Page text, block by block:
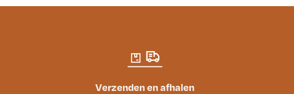
Verzenden en afhalen